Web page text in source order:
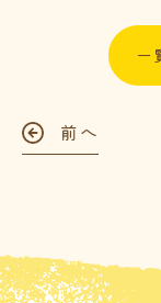
一
前へ